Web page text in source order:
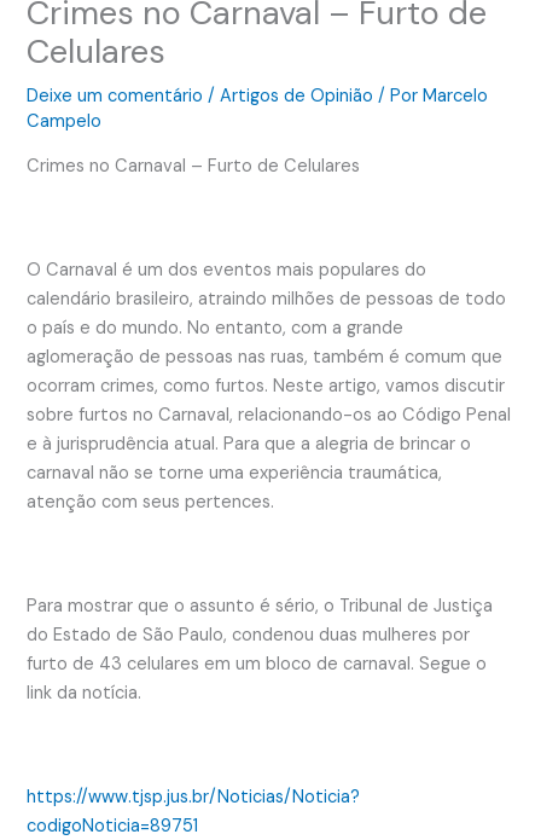
Crimes no Carnaval – Furto de
Celulares
Deixe um comentário /Artigos de Opinião / PorMarcelo
Campelo
Crimes no Carnaval – Furto de Celulares
O Carnaval é um dos eventos mais populares do
calendário brasileiro, atraindo milhões de pessoas de todo
o país e do mundo. No entanto, com a grande
aglomeração de pessoas nas ruas, também é comum que
ocorram crimes, como furtos. Neste artigo, vamos discutir
sobre furtos no Carnaval, relacionando-os ao Código Penal
e à jurisprudência atual. Para que a alegria de brincar o
carnaval não se torne uma experiência traumática,
atenção com seus pertences.
Para mostrar que o assunto é sério, o Tribunal de Justiça
do Estado de São Paulo, condenou duas mulheres por
furto de 43 celulares em um bloco de carnaval. Segue o
link da notícia.
https://www.tjsp.jus.br/Noticias/Noticia?
codigoNoticia=89751